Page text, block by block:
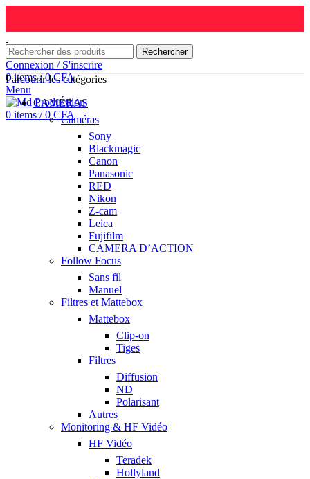
Rechercher
Connexion / S'inscrire
0items / 0CFA
Menu
0 items / 0 CFA
Parcourir les catégories
CAMÉRAS
Caméras
Sony
Blackmagic
Canon
Panasonic
RED
Nikon
Z-cam
Leica
Fujifilm
CAMERA D’ACTION
Follow Focus
Sans fil
Manuel
Filtres et Mattebox
Mattebox
Clip-on
Tiges
Filtres
Diffusion
ND
Polarisant
Autres
Monitoring & HF Vidéo
HF Vidéo
Teradek
Hollyland